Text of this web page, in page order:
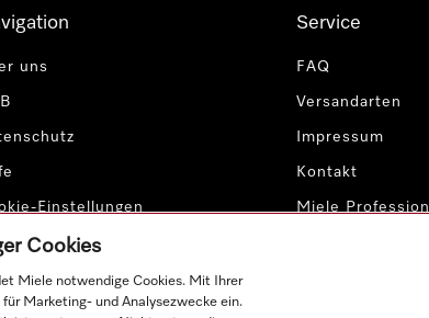
uns
Einstellungen
Service
FAQ
Versandarten
Impressum
Kontakt
Miele
Cookies
Miele notwendige Cookies. Mit Ihrer
Marketing- und Analysezwecke ein.